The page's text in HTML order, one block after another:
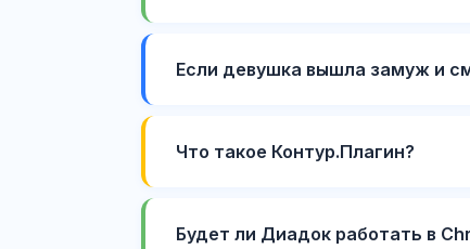
Если девушка вышла замуж и
Что такое Контур.Плагин?
Будет ли Диадок работать в